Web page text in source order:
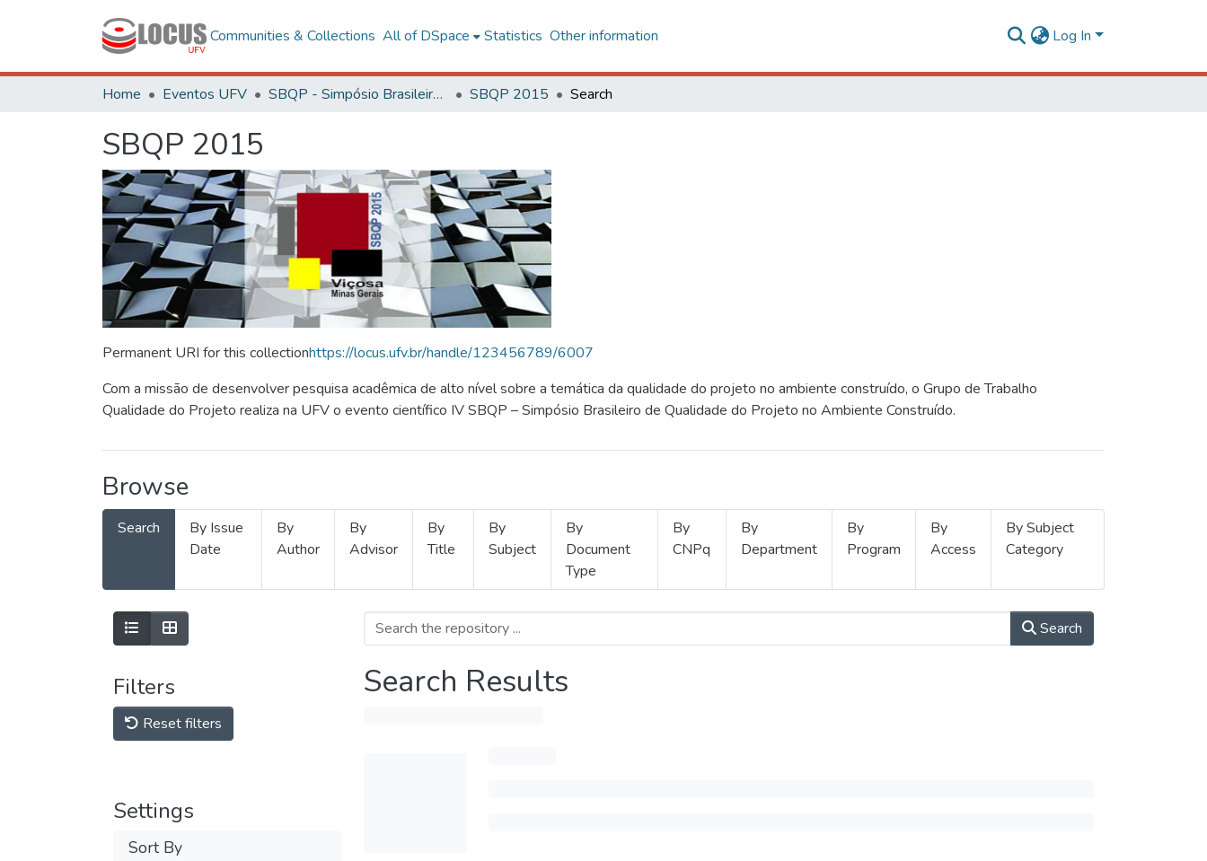
Communities & Collections All of DSpace Statistics Other information Log In
Home Eventos UFV SBQP - Simpósio Brasileiro de Qualidade do Projeto no Ambiente Construído SBQP 2015 Search
SBQP 2015
Permanent URI for this collectionhttps://locus.ufv.br/handle/123456789/6007
Com a missão de desenvolver pesquisa acadêmica de alto nível sobre a temática da qualidade do projeto no ambiente construído, o Grupo de Trabalho
Qualidade do Projeto realiza na UFV o evento científico IV SBQP – Simpósio Brasileiro de Qualidade do Projeto no Ambiente Construído.
Browse
Search
By Issue
Date
By
Author
By
Advisor
By
Title
By
Subject
By
Document
Type
By
CNPq
By
Department
By
Program
By
Access
By Subject
Category
Filters
Reset filters
Settings
Sort By
Search
Search Results